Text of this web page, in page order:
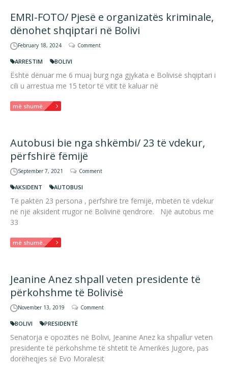
EMRI-FOTO/ Pjesë e organizatës kriminale,
dënohet shqiptari në Bolivi
February 18, 2024 Comment
ARRESTIM BOLIVI
Është dënuar me 6 muaj burg nga gjykata e Bolivisë shqiptari i
cili u arrestua me 15 tetor të vitit të kaluar në
më shumë...
Autobusi bie nga shkëmbi/ 23 të vdekur,
përfshirë fëmijë
September 7, 2021 Comment
AKSIDENT AUTOBUSI
Të paktën 23 persona , përfshirë tre fëmijë, mbetën të vdekur
në një aksident rrugor në Bolivinë qendrore. Një autobus me
33
më shumë...
Jeanine Anez shpall veten presidente të
përkohshme të Bolivisë
November 13, 2019 Comment
BOLIVI PRESIDENTË
Senatorja e opozitës në Bolivi, Jeanine Anez ka shpallur veten
presidente të përkohshme të shtetit të Amerikës Jugore, pas
dorëheqjes së Evo Moralesit